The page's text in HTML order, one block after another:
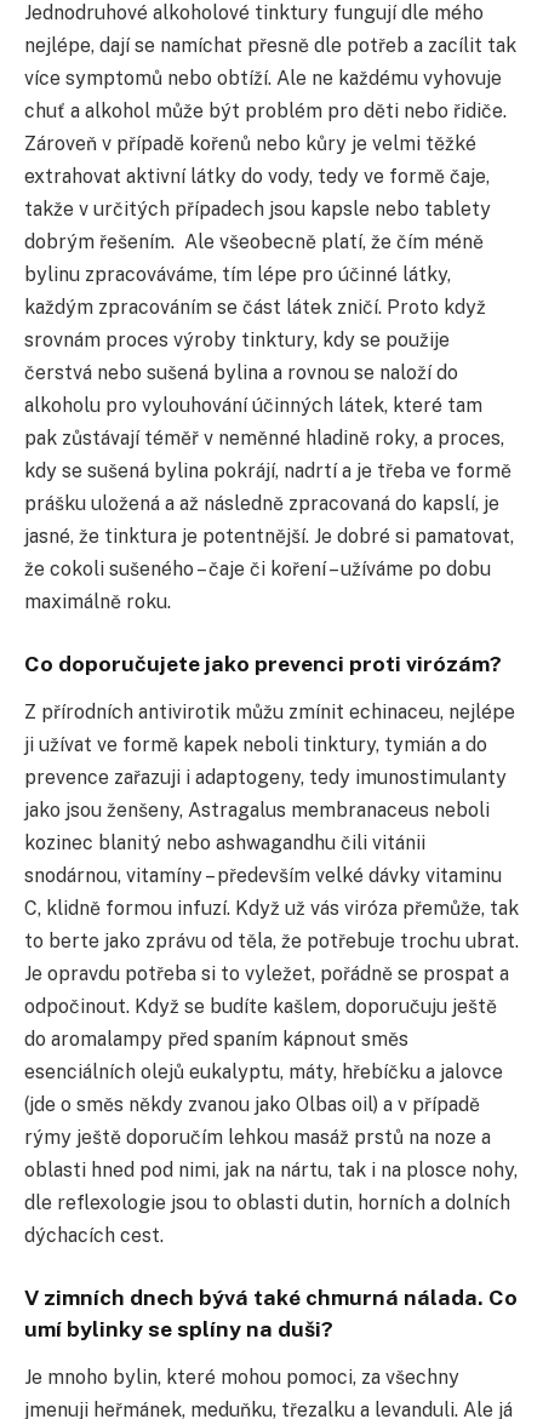
Jednodruhové alkoholové tinktury fungují dle mého
nejlépe, dají se namíchat přesně dle potřeb a zacílit tak
více symptomů nebo obtíží. Ale ne každému vyhovuje
chuť a alkohol může být problém pro děti nebo řidiče.
Zároveň v případě kořenů nebo kůry je velmi těžké
extrahovat aktivní látky do vody, tedy ve formě čaje,
takže v určitých případech jsou kapsle nebo tablety
dobrým řešením. Ale všeobecně platí, že čím méně
bylinu zpracováváme, tím lépe pro účinné látky,
každým zpracováním se část látek zničí. Proto když
srovnám proces výroby tinktury, kdy se použije
čerstvá nebo sušená bylina a rovnou se naloží do
alkoholu pro vylouhování účinných látek, které tam
pak zůstávají téměř v neměnné hladině roky, a proces,
kdy se sušená bylina pokrájí, nadrtí a je třeba ve formě
prášku uložená a až následně zpracovaná do kapslí, je
jasné, že tinktura je potentnější. Je dobré si pamatovat,
že cokoli sušeného – čaje či koření – užíváme po dobu
maximálně roku.
Co doporučujete jako prevenci proti virózám?
Z přírodních antivirotik můžu zmínit echinaceu, nejlépe
ji užívat ve formě kapek neboli tinktury, tymián a do
prevence zařazuji i adaptogeny, tedy imunostimulanty
jako jsou ženšeny, Astragalus membranaceus neboli
kozinec blanitý nebo ashwagandhu čili vitánii
snodárnou, vitamíny – především velké dávky vitaminu
C, klidně formou infuzí. Když už vás viróza přemůže, tak
to berte jako zprávu od těla, že potřebuje trochu ubrat.
Je opravdu potřeba si to vyležet, pořádně se prospat a
odpočinout. Když se budíte kašlem, doporučuju ještě
do aromalampy před spaním kápnout směs
esenciálních olejů eukalyptu, máty, hřebíčku a jalovce
(jde o směs někdy zvanou jako Olbas oil) a v případě
rýmy ještě doporučím lehkou masáž prstů na noze a
oblasti hned pod nimi, jak na nártu, tak i na plosce nohy,
dle reflexologie jsou to oblasti dutin, horních a dolních
dýchacích cest.
V zimních dnech bývá také chmurná nálada. Co
umí bylinky se splíny na duši?
Je mnoho bylin, které mohou pomoci, za všechny
jmenuji heřmánek, meduňku, třezalku a levanduli. Ale já